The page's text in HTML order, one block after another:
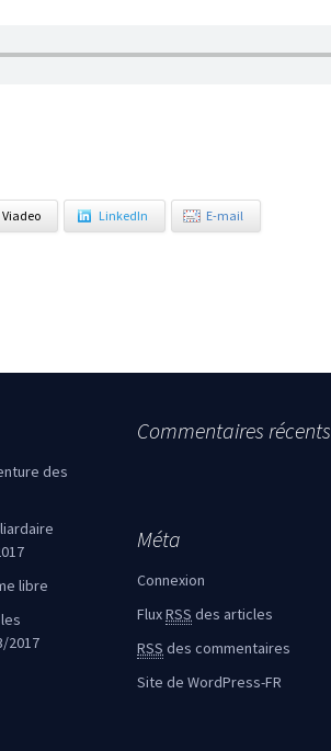
Viadeo LinkedIn E-mail
des
libre
2017
Commentaires récents
Méta
Connexion
FluxRSS des articles
RSS des commentaires
Site de WordPress-FR